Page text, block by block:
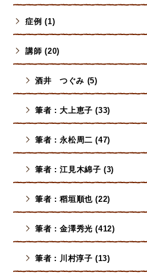
症例 (1)
講師 (20)
酒井 つぐみ (5)
筆者 : 大上恵子 (33)
筆者 : 永松周二 (47)
筆者 : 江見木綿子 (3)
筆者 : 稻垣順也 (22)
筆者 : 金澤秀光 (412)
筆者：川村淳子 (13)